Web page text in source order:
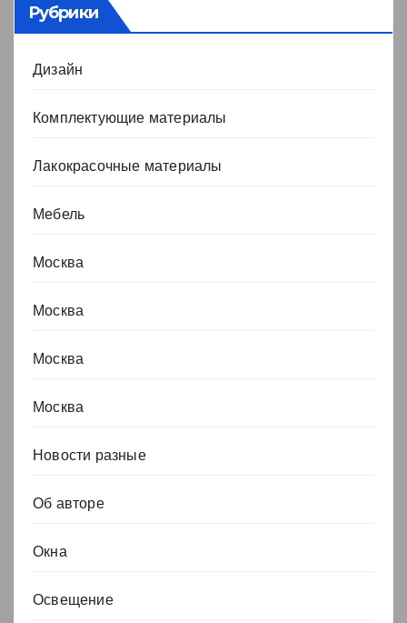
Рубрики
Дизайн
Комплектующие материалы
Лакокрасочные материалы
Мебель
Москва
Москва
Москва
Москва
Новости разные
Об авторе
Окна
Освещение